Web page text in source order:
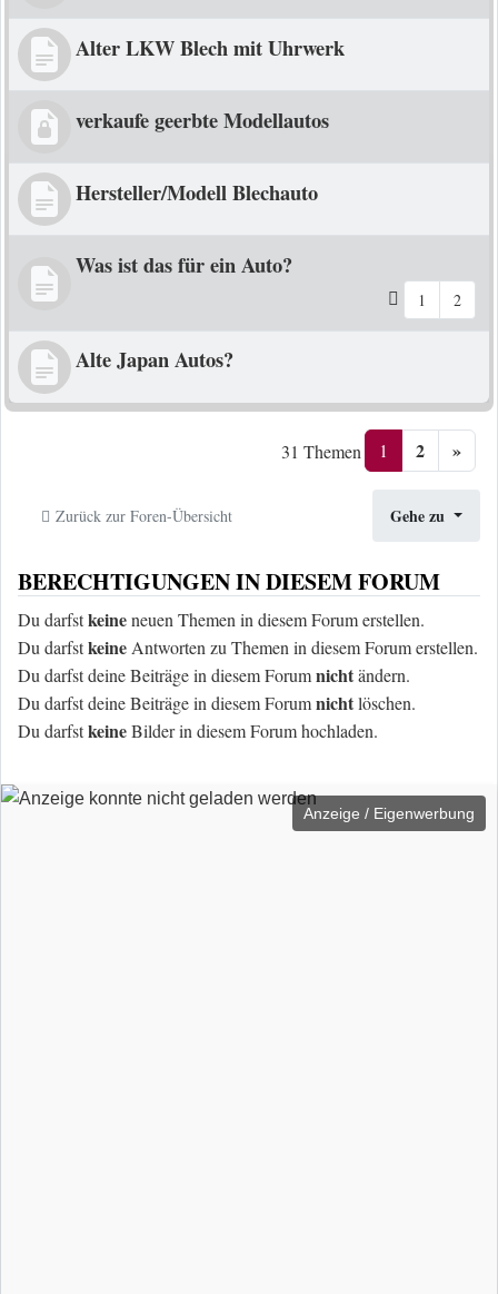
Alter LKW Blech mit Uhrwerk
verkaufe geerbte Modellautos
Hersteller/Modell Blechauto
Was ist das für ein Auto?
1 2
Alte Japan Autos?
31 Themen 1 2 »
Zurück zur Foren-Übersicht Gehe zu
BERECHTIGUNGEN IN DIESEM FORUM
Du darfstkeineneuen Themen in diesem Forum erstellen.
Du darfstkeine Antworten zu Themen in diesem Forum erstellen.
Du darfst deine Beiträge in diesem Forumnichtändern.
Du darfst deine Beiträge in diesem Forumnichtlöschen.
Du darfstkeineBilder in diesem Forum hochladen.
Anzeige / Eigenwerbung